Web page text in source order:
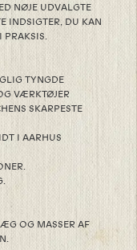
NØJE UDVALGTE
INDSIGTER, DU KAN
PRAKSIS.
TYNGDE
VÆRKTØJER
SKARPESTE
I AARHUS
OG MASSER AF